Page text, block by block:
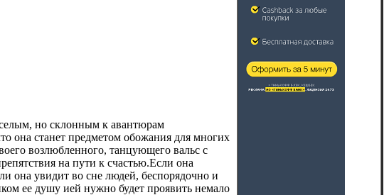
но склонным к авантюрам
она станет предметом обожания для многих
возлюбленного, танцующего вальс с
на пути к счастью.Если она
она увидит во сне людей, беспорядочно и
ее душу ией нужно будет проявить немало